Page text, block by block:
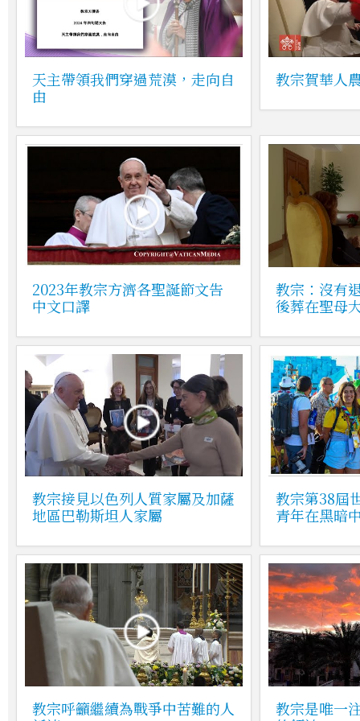
天主帶領我們穿過荒漠，走向自
由
教宗賀華人
2023年教宗方濟各聖誕節文告
中文口譯
教宗：沒有
後葬在聖母
教宗接見以色列人質家屬及加薩
地區巴勒斯坦人家屬
教宗第38屆
青年在黑暗
教宗呼籲繼續為戰爭中苦難的人
教宗是唯一